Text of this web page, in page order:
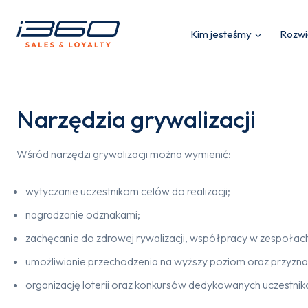
treści
Kim jesteśmy
Grywalizacja wykorzystuje big data do celów motywacji. W
obudowywany jest mechanizmami rywalizacji. W ten
Narzędzia grywalizacji
Wśród narzędzi grywalizacji można wymienić:
wytyczanie uczestnikom celów do realizacji;
nagradzanie odznakami;
zachęcanie do zdrowej rywalizacji, współpracy w
umożliwianie przechodzenia na wyższy poziom oraz
organizację loterii oraz konkursów dedykowanych